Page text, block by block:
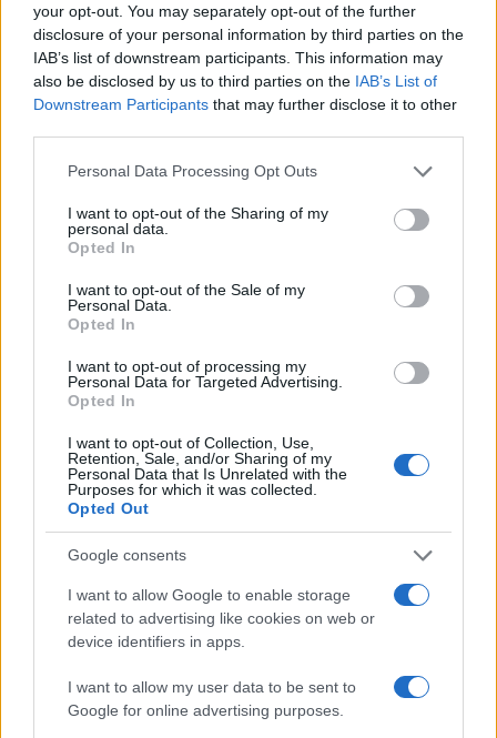
your opt-out. You may separately opt-out of the further
disclosure of your personal information by third parties on the
IAB’s list of downstream participants. This information may
also be disclosed by us to third parties on the IAB’s List of
Downstream Participants that may further disclose it to other
Please note that this website/app uses one or more Google
not limited to your visit or usage behaviour. You may click to
grant or deny consent to Google and its third-party tags to
use your data for below specified purposes in below Google
consent section.
Personal Data Processing Opt Outs
I want to opt-out of the Sharing of my
personal data.
Opted In
I want to opt-out of the Sale of my
Personal Data.
Opted In
I want to opt-out of processing my
Personal Data for Targeted Advertising.
Opted In
I want to opt-out of Collection, Use,
Retention, Sale, and/or Sharing of my
Personal Data that Is Unrelated with the
Purposes for which it was collected.
Opted Out
Google consents
I want to allow Google to enable storage
related to advertising like cookies on web or
device identifiers in apps.
I want to allow my user data to be sent to
Google for online advertising purposes.
NEWS E ATTUALITÀ
ICA Milano presenta mostre, concerti e letture per
Matteo Pellegrino · 6 Ago 2026